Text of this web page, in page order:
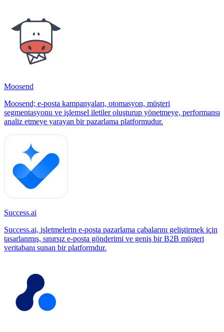
Moosend
Moosend; e-posta kampanyaları, otomasyon, müşteri
segmentasyonu ve işlemsel iletiler oluşturup yönetmeye, performansı
analiz etmeye yarayan bir pazarlama platformudur.
Success.ai
Success.ai, işletmelerin e-posta pazarlama çabalarını geliştirmek için
tasarlanmış, sınırsız e-posta gönderimi ve geniş bir B2B müşteri
veritabanı sunan bir platformdur.